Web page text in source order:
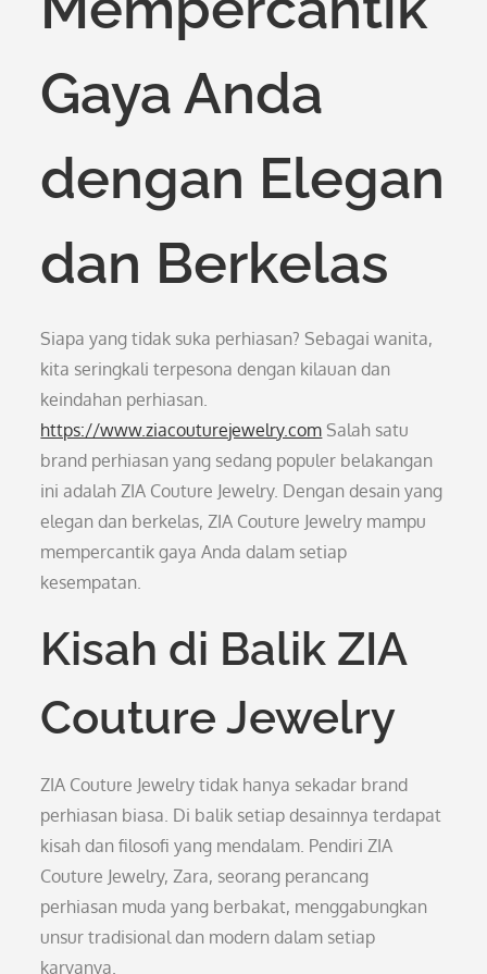
Gaya Anda
dengan Elegan
dan Berkelas
Siapa yang tidak suka perhiasan? Sebagai wanita,
kita seringkali terpesona dengan kilauan dan
keindahan perhiasan.
https://www.ziacouturejewelry.com Salah satu
brand perhiasan yang sedang populer belakangan
ini adalah ZIA Couture Jewelry. Dengan desain yang
elegan dan berkelas, ZIA Couture Jewelry mampu
mempercantik gaya Anda dalam setiap
kesempatan.
Kisah di Balik ZIA
Couture Jewelry
ZIA Couture Jewelry tidak hanya sekadar brand
perhiasan biasa. Di balik setiap desainnya terdapat
kisah dan filosofi yang mendalam. Pendiri ZIA
Couture Jewelry, Zara, seorang perancang
perhiasan muda yang berbakat, menggabungkan
unsur tradisional dan modern dalam setiap
karyanya.